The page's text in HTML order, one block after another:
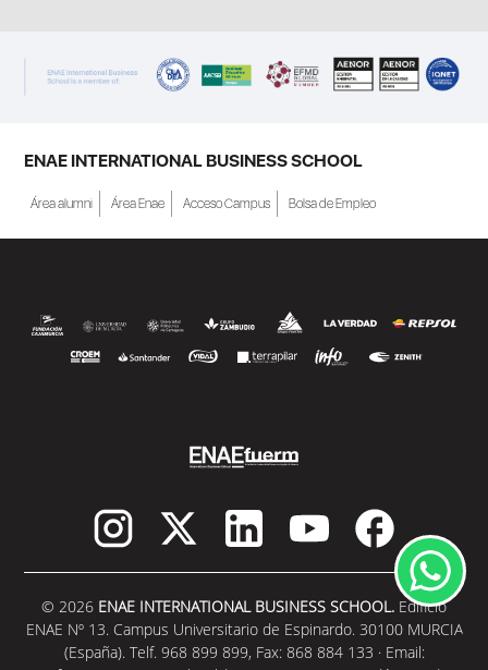
ENAE INTERNATIONAL BUSINESS SCHOOL
Área alumni Área Enae Acceso Campus Bolsa de Empleo
© 2026 ENAE INTERNATIONAL BUSINESS SCHOOL. Edificio
ENAE Nº 13. Campus Universitario de Espinardo. 30100 MURCIA
(España). Telf. 968 899 899, Fax: 868 884 133 · Email: